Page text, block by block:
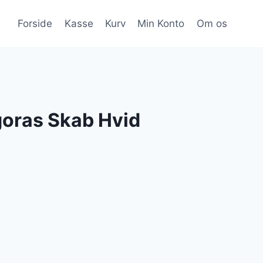
Forside Kasse Kurv Min Konto Om os
Skab Hvid